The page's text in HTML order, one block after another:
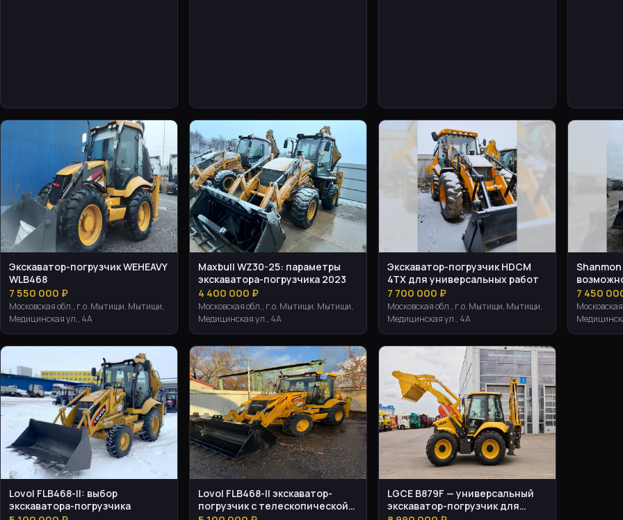
Экскаватор-погрузчик WEHEAVY
WLB468
7 550 000 ₽
Московская обл., г.о. Мытищи, Мытищи,
Медицинская ул., 4А
Maxbull WZ30-25: параметры
экскаватора-погрузчика 2023
4 400 000 ₽
Московская обл., г.о. Мытищи, Мытищи,
Медицинская ул., 4А
Экскаватор-погрузчик HDCM
4TX для универсальных работ
7 700 000 ₽
Московская обл., г.о. Мытищи, Мытищи,
Медицинская ул., 4А
7 450
Lovol FLB468-II: выбор
экскаватора-погрузчика
Lovol FLB468-II экскаватор-
погрузчик с телескопической
LGCE B879F — универсальный
экскаватор-погрузчик для